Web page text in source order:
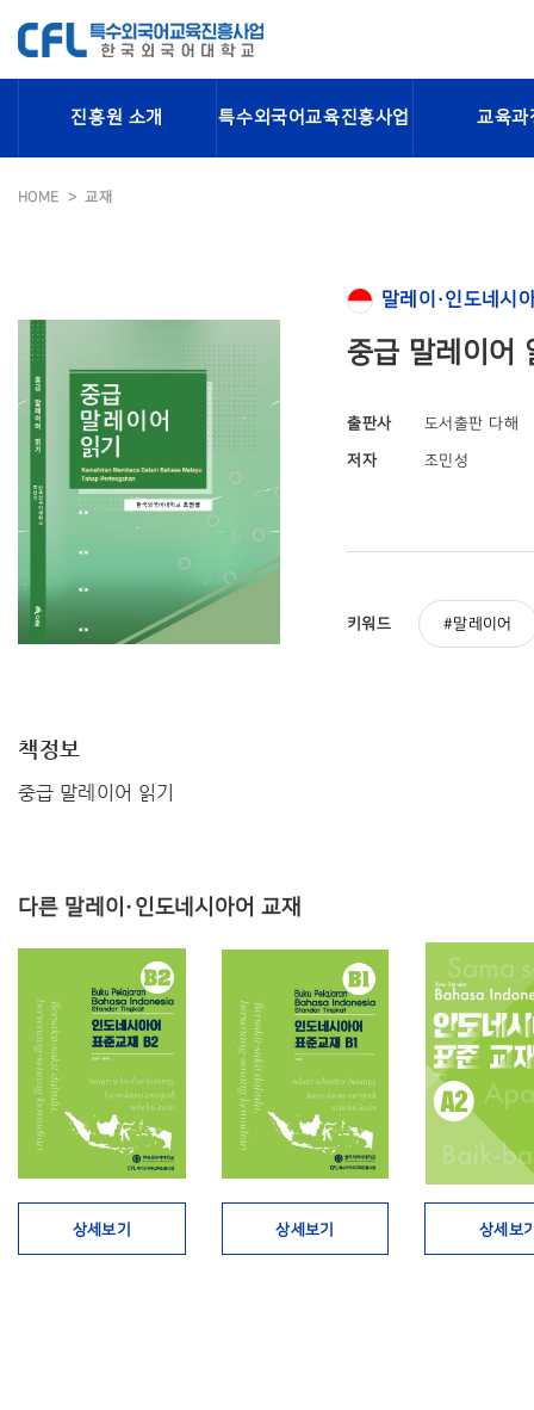
진흥원 소개 특수외국어교육진흥사업 교육과
HOME 교재
말레이·인도네시
중급 말레이어
출판사 도서출판 다해
저자 조민성
키워드 말레이어
책정보
중급 말레이어 읽기
다른 말레이·인도네시아어 교재
상세보기 상세보기 상세보